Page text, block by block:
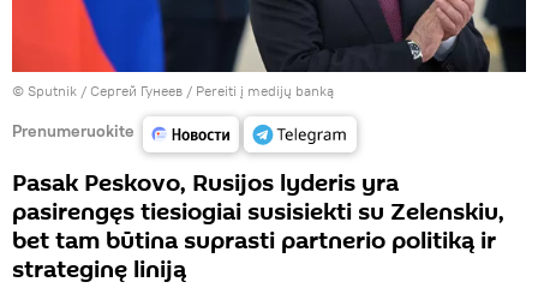
© Sputnik / Сергей Гунеев / Pereiti į medijų banką
Prenumeruokite
Pasak Peskovo, Rusijos lyderis yra
pasirengęs tiesiogiai susisiekti su Zelenskiu,
bet tam būtina suprasti partnerio politiką ir
strateginę liniją